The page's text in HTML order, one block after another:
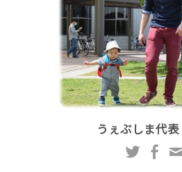
うぇぶしま代